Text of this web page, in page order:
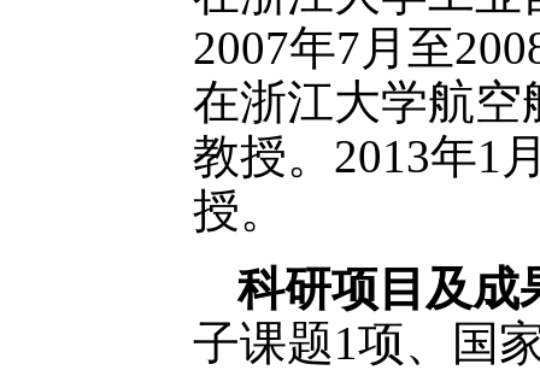
2007年7月至
在浙江大学航空
教授。2013年1
授。
科研项目及成
子课题1项、国